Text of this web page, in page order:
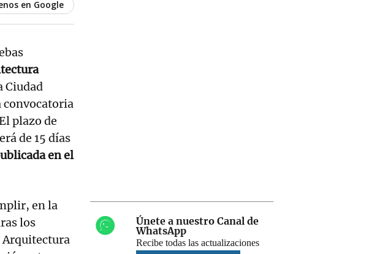
en Google
Ciudad
convocatoria
plazo de
de 15 días
en el
en la
los
Únete a nuestro Canal de
WhatsApp
Recibe todas las actualizaciones